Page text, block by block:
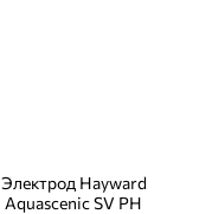
Электрод Hayward
Aquascenic SV РН